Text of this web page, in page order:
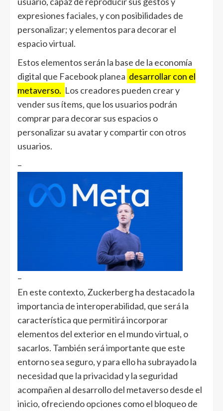
expresiones faciales, y con posibilidades de
personalizar; y elementos para decorar el
espacio virtual.
Estos elementos serán la base de la economía
digital que Facebook planea desarrollar con el
metaverso. Los creadores pueden crear y
vender sus ítems, que los usuarios podrán
comprar para decorar sus espacios o
personalizar su avatar y compartir con otros
usuarios.
–
–
En este contexto, Zuckerberg ha destacado la
importancia de interoperabilidad, que será la
característica que permitirá incorporar
elementos del exterior en el mundo virtual, o
sacarlos. También será importante que este
entorno sea seguro, y para ello ha subrayado la
necesidad que la privacidad y la seguridad
acompañen al desarrollo del metaverso desde el
inicio, ofreciendo opciones como el bloqueo de